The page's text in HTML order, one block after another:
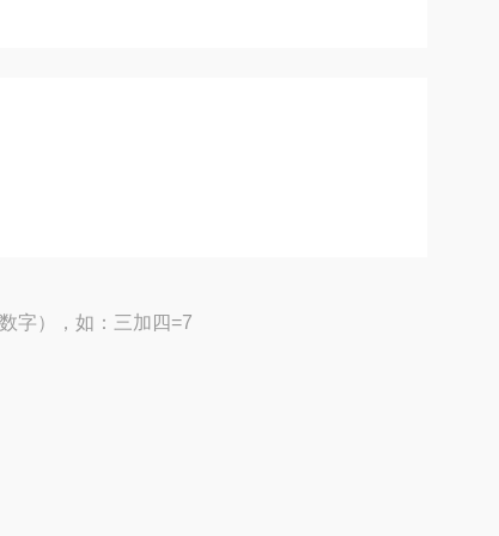
字），如：三加四=7